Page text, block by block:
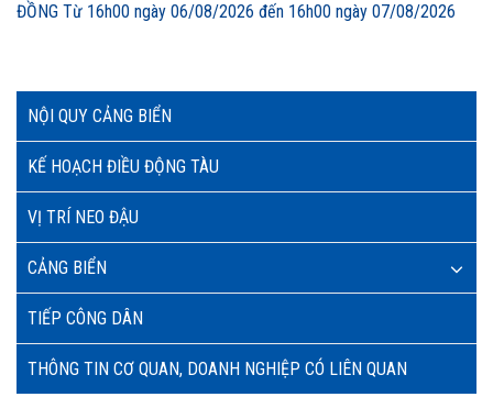
NỘI QUY CẢNG BIỂN
KẾ HOẠCH ĐIỀU ĐỘNG TÀU
VỊ TRÍ NEO ĐẬU
CẢNG BIỂN
TIẾP CÔNG DÂN
THÔNG TIN CƠ QUAN, DOANH NGHIỆP CÓ LIÊN QUAN
ĐỒNG Từ 16h00 ngày 06/08/2026 đến 16h00 ngày 07/08/2026